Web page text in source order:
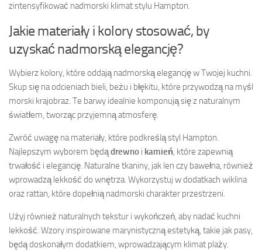
zintensyfikować nadmorski klimat stylu Hampton.
Jakie materiały i kolory stosować, by
uzyskać nadmorską elegancję?
Wybierz kolory, które oddają nadmorską elegancję w Twojej kuchni.
Skup się na odcieniach bieli, beżu i błękitu, które przywodzą na myśl
morski krajobraz. Te barwy idealnie komponują się z naturalnym
światłem, tworząc przyjemną atmosferę.
Zwróć uwagę na materiały, które podkreślą styl Hampton.
Najlepszym wyborem będądrewno i kamień , które zapewnią
trwałość i elegancję. Naturalne tkaniny, jak len czy bawełna, również
wprowadzą lekkość do wnętrza. Wykorzystuj w dodatkach wiklina
oraz rattan, które dopełnią nadmorski charakter przestrzeni.
Użyj również naturalnych tekstur i wykończeń, aby nadać kuchni
lekkość. Wzory inspirowane marynistyczną estetyką, takie jak pasy,
będą doskonałym dodatkiem, wprowadzającym klimat plaży.